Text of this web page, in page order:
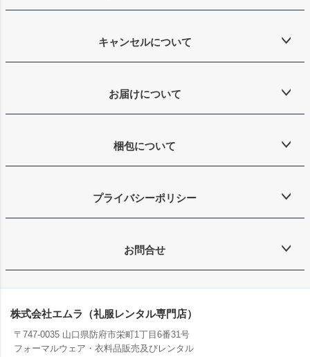
キャンセルについて
お届けについて
梱包について
プライバシーポリシー
お問合せ
株式会社エムラ（礼服レンタル専門店）
〒747-0035 山口県防府市栄町1丁目6番31号
フォーマルウェア・衣料品販売及びレンタル